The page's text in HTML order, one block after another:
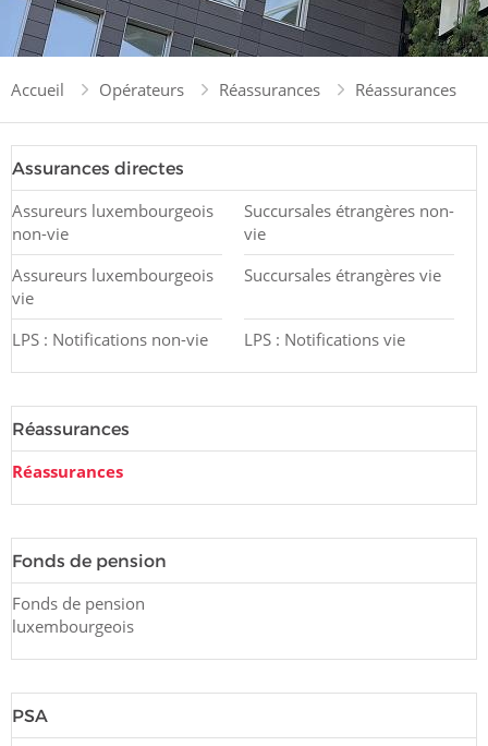
Accueil Opérateurs Réassurances Réassurances
Assurances directes
Assureurs luxembourgeois
non-vie
Succursales étrangères non-
vie
Assureurs luxembourgeois
vie
Succursales étrangères vie
LPS : Notifications non-vie LPS : Notifications vie
Réassurances
Réassurances
Fonds de pension
Fonds de pension
luxembourgeois
PSA